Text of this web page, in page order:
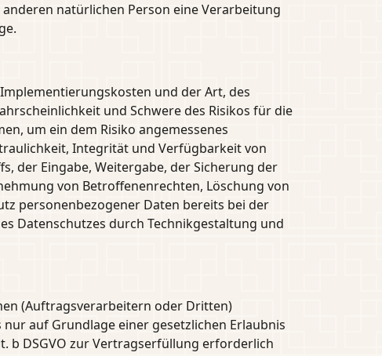
natürlichen Person eine Verarbeitung
und der Art, des
und Schwere des Risikos für die
um ein dem Risiko angemessenes
Integrität und Verfügbarkeit von
der Eingabe, Weitergabe, der Sicherung der
von Betroffenenrechten, Löschung von
personenbezogener Daten bereits bei der
Datenschutzes durch Technikgestaltung und
(Auftragsverarbeitern oder Dritten)
auf Grundlage einer gesetzlichen Erlaubnis
b DSGVO zur Vertragserfüllung erforderlich